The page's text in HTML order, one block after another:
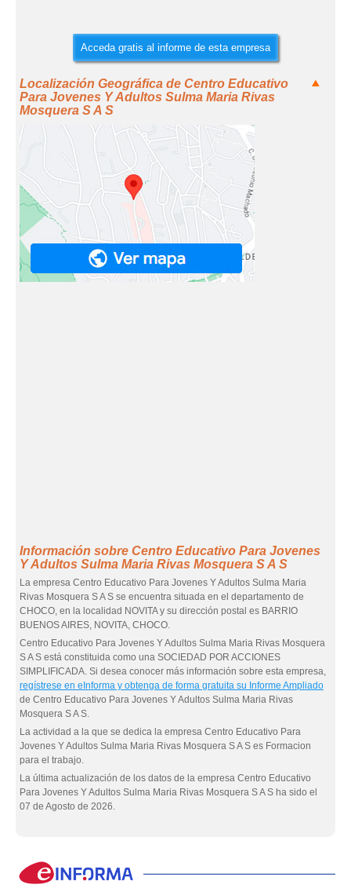
Acceda gratis al informe de esta empresa
Localización Geográfica de Centro Educativo
Para Jovenes Y Adultos Sulma Maria Rivas
Mosquera S A S
Información sobre Centro Educativo Para Jovenes
Y Adultos Sulma Maria Rivas Mosquera S A S
La empresa Centro Educativo Para Jovenes Y Adultos Sulma Maria
Rivas Mosquera S A S se encuentra situada en el departamento de
CHOCO, en la localidad NOVITA y su dirección postal es BARRIO
BUENOS AIRES, NOVITA, CHOCO.
Centro Educativo Para Jovenes Y Adultos Sulma Maria Rivas Mosquera
S A S está constituida como una SOCIEDAD POR ACCIONES
SIMPLIFICADA. Si desea conocer más información sobre esta empresa,
regístrese en eInforma y obtenga de forma gratuita su Informe Ampliado
de Centro Educativo Para Jovenes Y Adultos Sulma Maria Rivas
Mosquera S A S.
La actividad a la que se dedica la empresa Centro Educativo Para
Jovenes Y Adultos Sulma Maria Rivas Mosquera S A S es Formacion
para el trabajo.
La última actualización de los datos de la empresa Centro Educativo
Para Jovenes Y Adultos Sulma Maria Rivas Mosquera S A S ha sido el
07 de Agosto de 2026.